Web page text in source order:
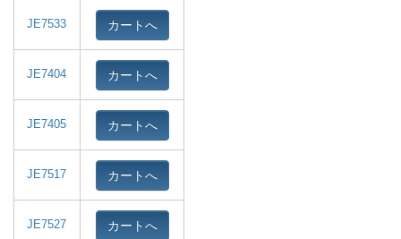
JE7533 カートへ
JE7404 カートへ
JE7405 カートへ
JE7517 カートへ
JE7527 カートへ